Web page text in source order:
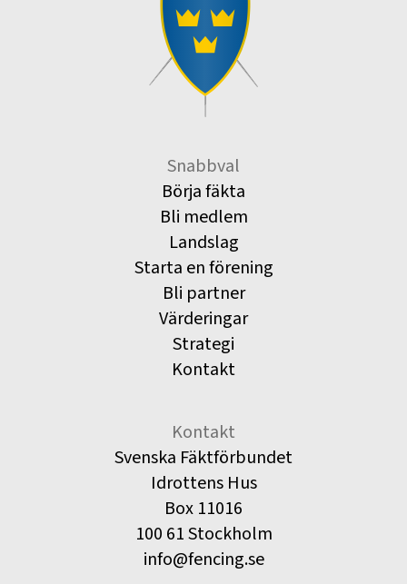
Snabbval
Börja fäkta
Bli medlem
Landslag
Starta en förening
Bli partner
Värderingar
Strategi
Kontakt
Kontakt
Svenska Fäktförbundet
Idrottens Hus
Box 11016
100 61 Stockholm
info@fencing.se